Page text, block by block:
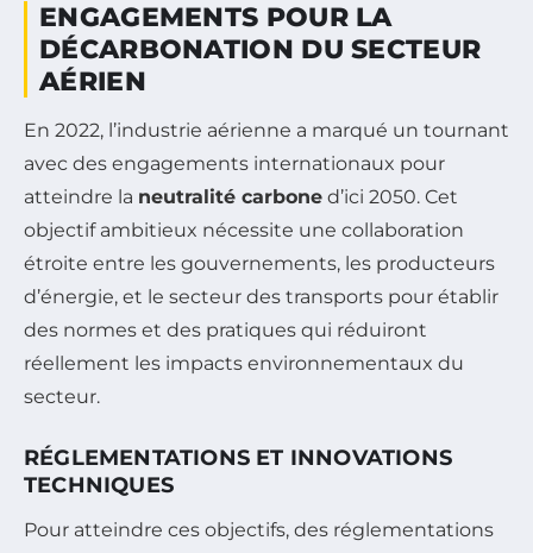
ENGAGEMENTS POUR LA
DÉCARBONATION DU SECTEUR
AÉRIEN
En 2022, l’industrie aérienne a marqué un tournant
avec des engagements internationaux pour
atteindre la neutralité carbone d’ici 2050. Cet
objectif ambitieux nécessite une collaboration
étroite entre les gouvernements, les producteurs
d’énergie, et le secteur des transports pour établir
des normes et des pratiques qui réduiront
réellement les impacts environnementaux du
secteur.
RÉGLEMENTATIONS ET INNOVATIONS
TECHNIQUES
Pour atteindre ces objectifs, des réglementations